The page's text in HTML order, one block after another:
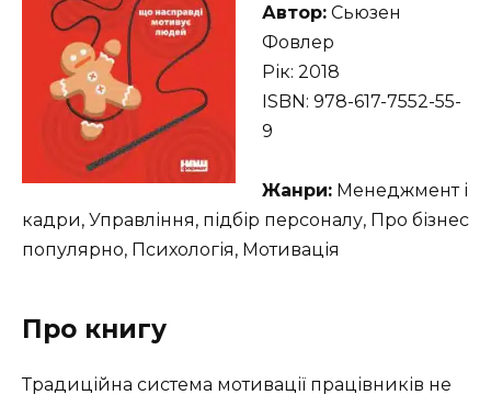
Автор: Сьюзен
Фовлер
Рік: 2018
ISBN: 978-617-7552-55-
9
Жанри: Менеджмент і
кадри, Управління, підбір персоналу, Про бізнес
популярно, Психологія, Мотивація
Про книгу
Традиційна система мотивації працівників не